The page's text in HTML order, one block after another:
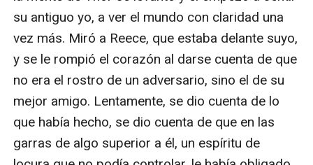
enfrentan a peligros inimaginables, mientras Angel
está muriendo por la lepra.
Darius lucha por su vida al lado de su padre en la
capital del Imperio, hasta que un cambio inesperado lo
empuja, sin nada que perder, a utilizar sus propios
poderes. Erec y Alistair llegan a Volusia, luchando río
arriba y continúan su búsqueda de Gwendolyn y los
exiliados, mientras se enfrentan a batallas